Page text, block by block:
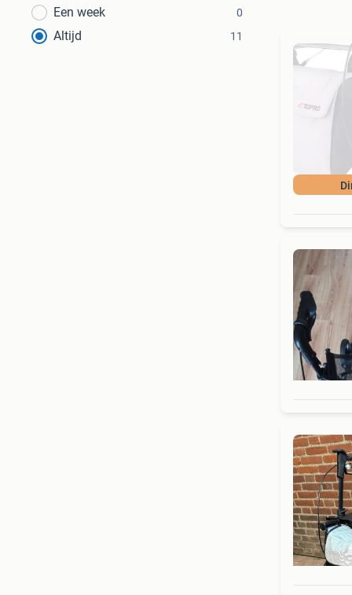
Een week 0
Altijd 11